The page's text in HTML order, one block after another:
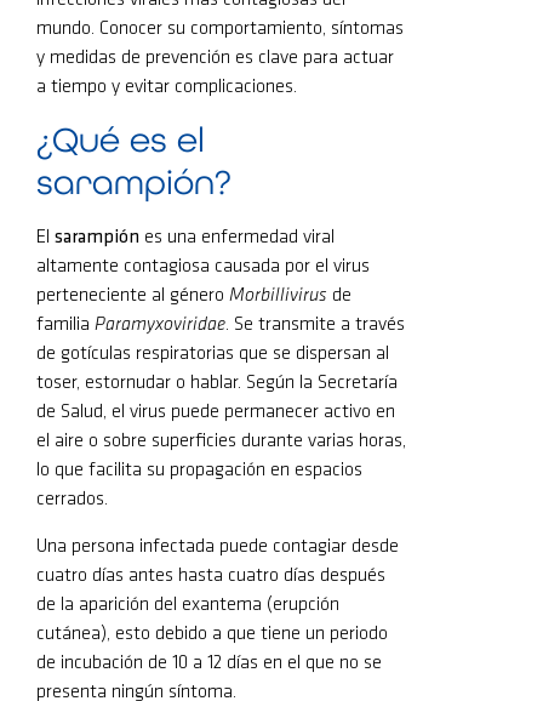
mundo. Conocer su comportamiento, síntomas
y medidas de prevención es clave para actuar
a tiempo y evitar complicaciones.
¿Qué es el
sarampión?
El sarampión es una enfermedad viral
altamente contagiosa causada por el virus
perteneciente al género Morbillivirus de
familia Paramyxoviridae. Se transmite a través
de gotículas respiratorias que se dispersan al
toser, estornudar o hablar. Según la Secretaría
de Salud, el virus puede permanecer activo en
el aire o sobre superficies durante varias horas,
lo que facilita su propagación en espacios
cerrados.
Una persona infectada puede contagiar desde
cuatro días antes hasta cuatro días después
de la aparición del exantema (erupción
cutánea), esto debido a que tiene un periodo
de incubación de 10 a 12 días en el que no se
presenta ningún síntoma.